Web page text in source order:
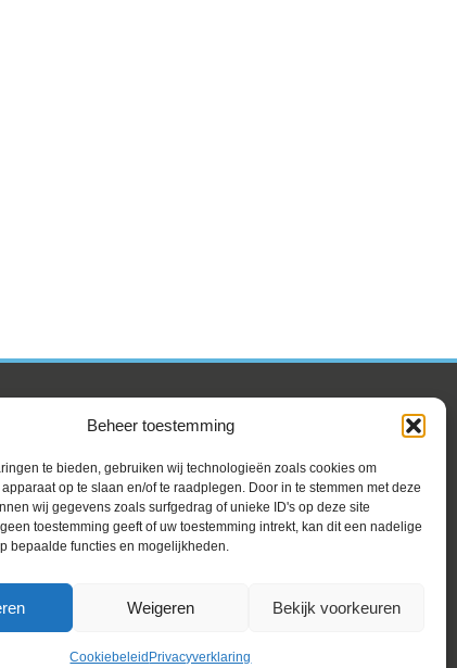
Beheer toestemming
te bieden, gebruiken wij technologieën zoals cookies om
op te slaan en/of te raadplegen. Door in te stemmen met deze
wij gegevens zoals surfgedrag of unieke ID's op deze site
toestemming geeft of uw toestemming intrekt, kan dit een nadelige
bepaalde functies en mogelijkheden.
Weigeren Bekijk voorkeuren
Cookiebeleid Privacyverklaring